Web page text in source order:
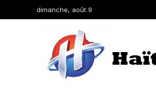
dimanche, août 9